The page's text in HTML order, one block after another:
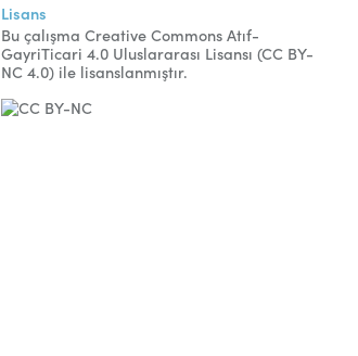
Lisans
Bu çalışma Creative Commons Atıf-
GayriTicari 4.0 Uluslararası Lisansı (CC BY-
NC 4.0) ile lisanslanmıştır.